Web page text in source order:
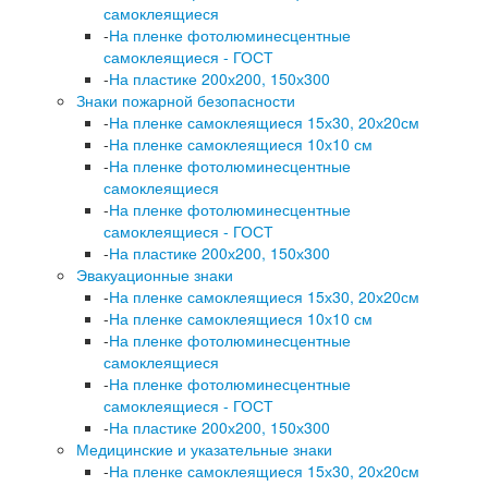
самоклеящиеся
-На пленке фотолюминесцентные
самоклеящиеся - ГОСТ
-На пластике 200х200, 150х300
Знаки пожарной безопасности
-На пленке самоклеящиеся 15х30, 20х20см
-На пленке самоклеящиеся 10х10 см
-На пленке фотолюминесцентные
самоклеящиеся
-На пленке фотолюминесцентные
самоклеящиеся - ГОСТ
-На пластике 200х200, 150х300
Эвакуационные знаки
-На пленке самоклеящиеся 15х30, 20х20см
-На пленке самоклеящиеся 10х10 см
-На пленке фотолюминесцентные
самоклеящиеся
-На пленке фотолюминесцентные
самоклеящиеся - ГОСТ
-На пластике 200х200, 150х300
Медицинские и указательные знаки
-На пленке самоклеящиеся 15х30, 20х20см